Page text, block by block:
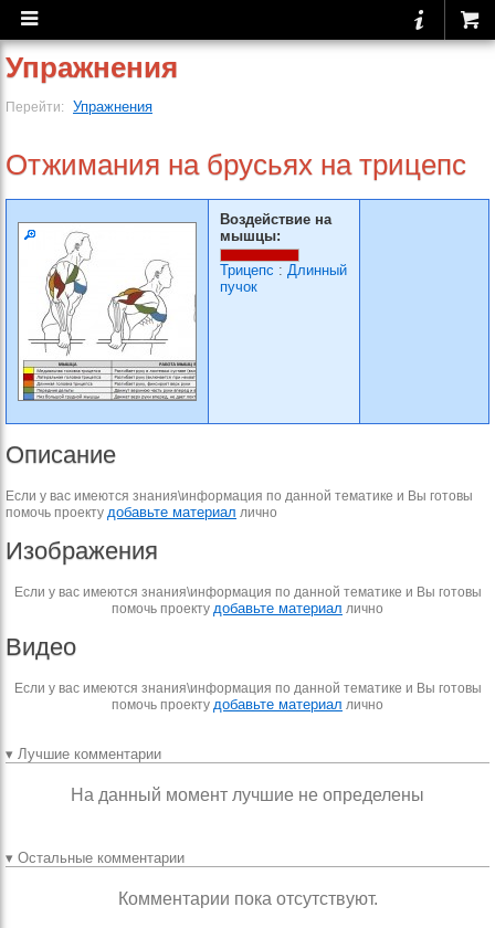
Упражнения
Перейти: Упражнения
Отжимания на брусьях на трицепс
Воздействие на
мышцы:
Трицепс : Длинный
пучок
Описание
Если у вас имеются знания\информация по данной тематике и Вы готовы
помочь проекту добавьте материал лично
Изображения
Если у вас имеются знания\информация по данной тематике и Вы готовы
помочь проекту добавьте материал лично
Видео
Если у вас имеются знания\информация по данной тематике и Вы готовы
помочь проекту добавьте материал лично
▾ Лучшие комментарии
На данный момент лучшие не определены
▾ Остальные комментарии
Комментарии пока отсутствуют.